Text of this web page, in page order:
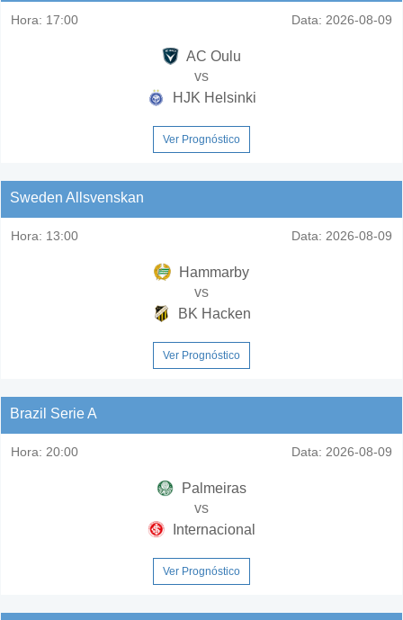
Hora: 17:00 Data: 2026-08-09
AC Oulu
vs
HJK Helsinki
Ver Prognóstico
Sweden Allsvenskan
Hora: 13:00 Data: 2026-08-09
Hammarby
vs
BK Hacken
Ver Prognóstico
Brazil Serie A
Hora: 20:00 Data: 2026-08-09
Palmeiras
vs
Internacional
Ver Prognóstico